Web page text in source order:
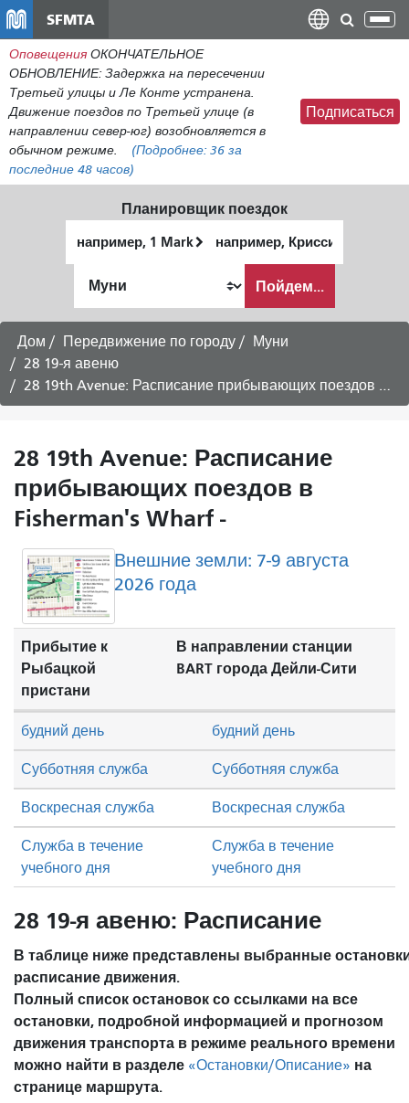
содержанию
SFMTA
Оповещения ОКОНЧАТЕЛЬНОЕ
ОБНОВЛЕНИЕ: Задержка на пересечении
Третьей улицы и Ле Конте устранена.
Движение поездов по Третьей улице (в
направлении север-юг) возобновляется в
обычном режиме.
(Подробнее: 36 за
последние 48 часов)
Подписаться
Планировщик поездок
местоположение
окончания
хочу
путешествовать
Пойдем...
Дом Передвижение по городу
Муни
28 19-я авеню
28 19th Avenue: Расписание прибывающих поездов в Fisherman's Wharf -
28 19th Avenue: Расписание
прибывающих поездов в
Fisherman's Wharf -
Внешние земли: 7-9 августа
2026 года
Прибытие к
Рыбацкой
пристани
В направлении станции
BART города Дейли-Сити
Субботняя служба Субботняя служба
Воскресная служба Воскресная служба
будний день будний день
Служба в течение
учебного дня
Служба в течение
учебного дня
28 19-я авеню: Расписание
В таблице ниже представлены выбранные
расписание движения.
Полный список остановок со ссылками на все
остановки, подробной информацией и прогнозом
движения транспорта в режиме реального времени
можно найти в разделе «Остановки/Описание» на
странице маршрута.